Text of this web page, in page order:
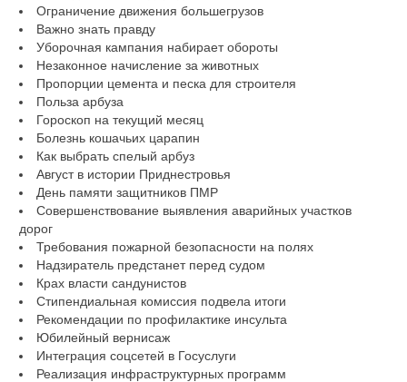
Ограничение движения большегрузов
Важно знать правду
Уборочная кампания набирает обороты
Незаконное начисление за животных
Пропорции цемента и песка для строителя
Польза арбуза
Гороскоп на текущий месяц
Болезнь кошачьих царапин
Как выбрать спелый арбуз
Август в истории Приднестровья
День памяти защитников ПМР
Совершенствование выявления аварийных участков
дорог
Требования пожарной безопасности на полях
Надзиратель предстанет перед судом
Крах власти сандунистов
Стипендиальная комиссия подвела итоги
Рекомендации по профилактике инсульта
Юбилейный вернисаж
Интеграция соцсетей в Госуслуги
Реализация инфраструктурных программ